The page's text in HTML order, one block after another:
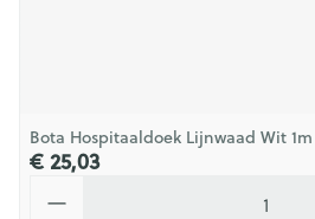
Bota Hospitaaldoek Lijnwaad Wit 1m
€ 25,03